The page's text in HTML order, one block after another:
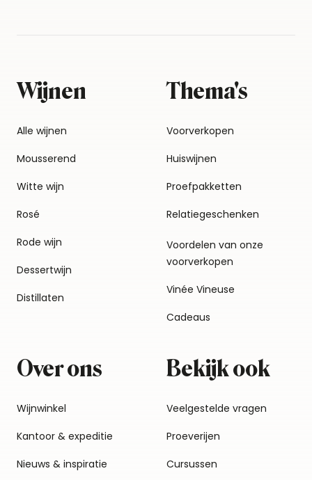
Wijnen
Alle wijnen
Mousserend
Witte wijn
Rosé
Rode wijn
Dessertwijn
Distillaten
Thema's
Voorverkopen
Huiswijnen
Proefpakketten
Relatiegeschenken
Voordelen van onze
voorverkopen
Vinée Vineuse
Cadeaus
Over ons
Wijnwinkel
Kantoor & expeditie
Nieuws & inspiratie
Bekijk ook
Veelgestelde vragen
Proeverijen
Cursussen